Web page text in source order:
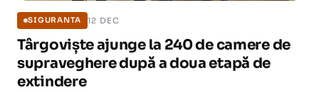
SIGURANTA 12 DEC
Târgoviște ajunge la 240 de camere de
supraveghere după a doua etapă de
extindere